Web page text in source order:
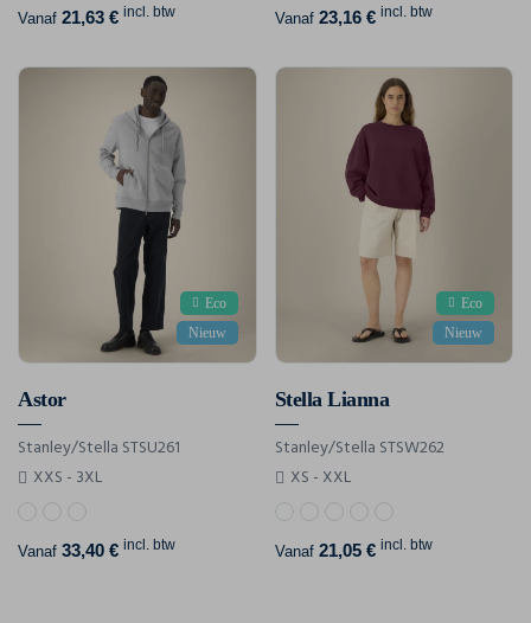
Vanaf 21,63 € incl. btw Vanaf 23,16 € incl. btw
Eco
Nieuw
Astor
Stanley/Stella STSU261
XXS - 3XL
Vanaf 33,40 € incl. btw
Eco
Nieuw
Stella Lianna
Stanley/Stella STSW262
XS - XXL
Vanaf 21,05 € incl. btw